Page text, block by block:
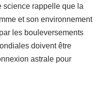
science rappelle que la
et son environnement
les bouleversements
doivent être
astrale pour